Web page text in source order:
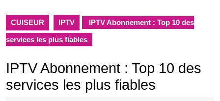
CUISEUR IPTV IPTV Abonnement : Top 10 des
services les plus fiables
IPTV Abonnement : Top 10 des
services les plus fiables